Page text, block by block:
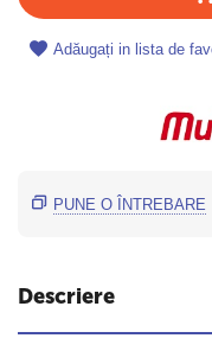
Adăugați in lista de
PUNE O ÎNTREBARE
Descriere